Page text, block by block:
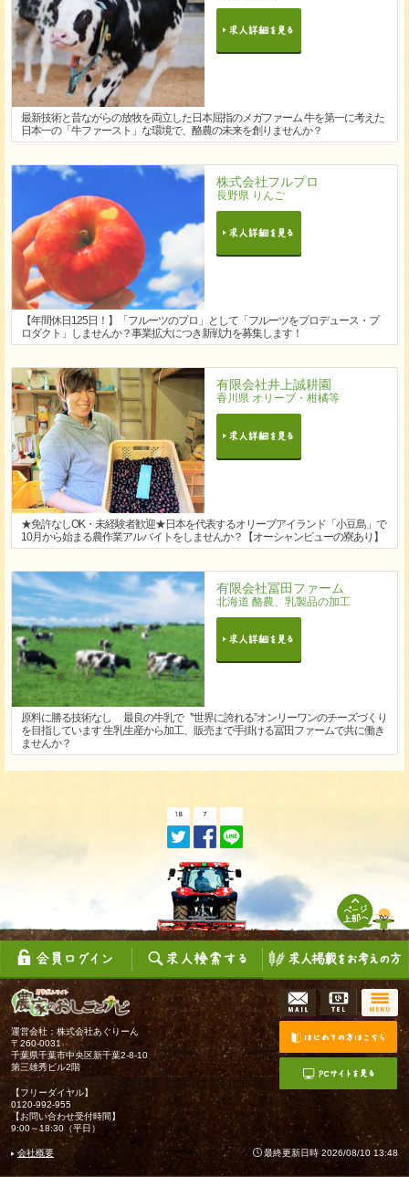
最新技術と昔ながらの放牧を両立した日本屈指のメガファーム 牛を第一に考えた
日本一の「牛ファースト」な環境で、酪農の未来を創りませんか？
株式会社フルプロ
長野県 りんご
【年間休日125日！】「フルーツのプロ」として「フルーツをプロデュース・プ
ロダクト」しませんか？事業拡大につき新戦力を募集します！
有限会社井上誠耕園
香川県 オリーブ・柑橘等
★免許なしOK・未経験者歓迎★日本を代表するオリーブアイランド「小豆島」で
10月から始まる農作業アルバイトをしませんか？【オーシャンビューの寮あり】
有限会社冨田ファーム
北海道 酪農、乳製品の加工
原料に勝る技術なし 最良の牛乳で〝世界に誇れる”オンリーワンのチーズづくり
を目指しています 生乳生産から加工、販売まで手掛ける冨田ファームで共に働き
ませんか？
運営会社：株式会社あぐりーん
〒260-0031
千葉県千葉市中央区新千葉2-8-10
第三雄秀ビル2階
【フリーダイヤル】
0120-992-955
【お問い合わせ受付時間】
9:00～18:30（平日）
会社概要 最終更新日時 2026/08/10 13:48